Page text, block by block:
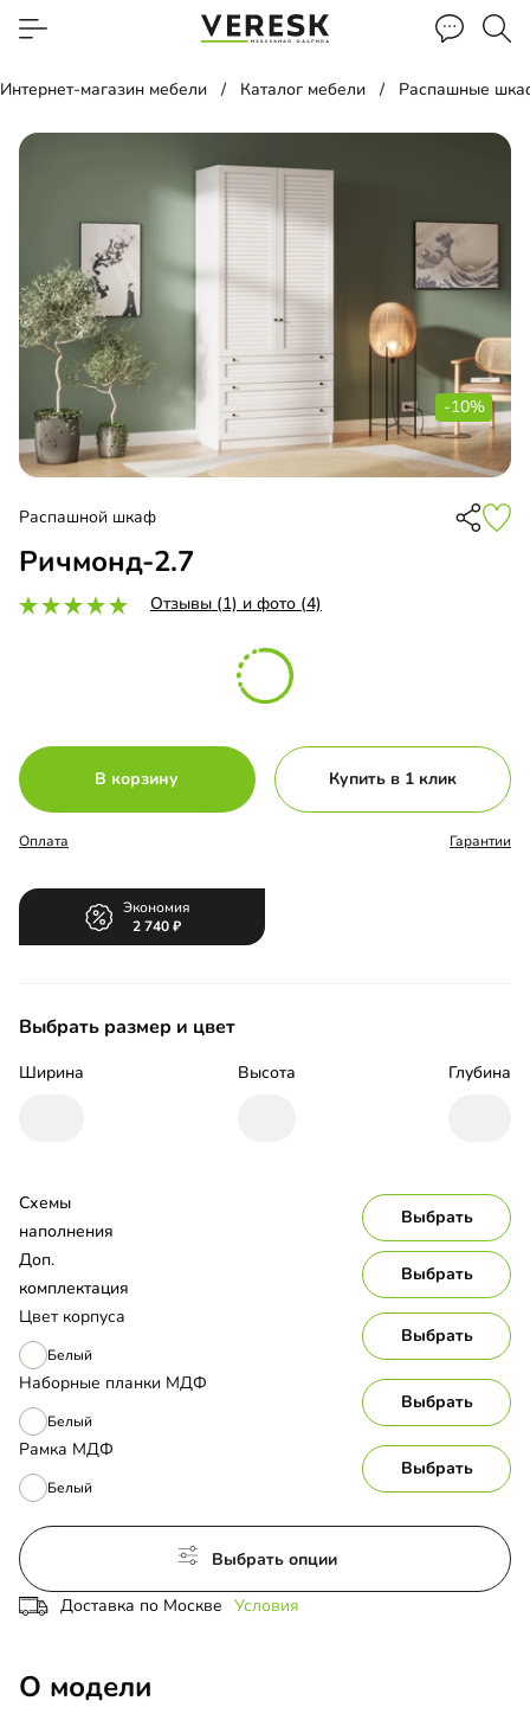
Интернет-магазин мебели Каталог мебели Распашные
-10%
Распашной шкаф
Ричмонд-2.7
Отзывы (1) и фото (4)
В корзину Купить в 1 клик
Оплата Гарантии
Экономия
2 740
Выбрать размер и цвет
Ширина Высота Глубина
Цвет корпуса
Белый
Выбрать
Наборные планки МДФ
Белый
Выбрать
Рамка МДФ
Белый
Выбрать
Схемы
наполнения
Выбрать
Доп.
комплектация
Выбрать
Выбрать опции
Доставка по Москве Условия
О модели